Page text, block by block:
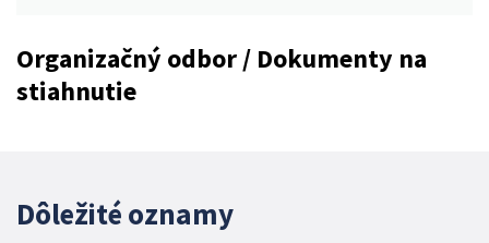
Organizačný odbor / Dokumenty na
stiahnutie
Dôležité oznamy